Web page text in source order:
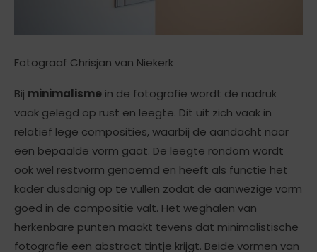
Fotograaf Chrisjan van Niekerk
Bij minimalisme in de fotografie wordt de nadruk
vaak gelegd op rust en leegte. Dit uit zich vaak in
relatief lege composities, waarbij de aandacht naar
een bepaalde vorm gaat. De leegte rondom wordt
ook wel restvorm genoemd en heeft als functie het
kader dusdanig op te vullen zodat de aanwezige vorm
goed in de compositie valt. Het weghalen van
herkenbare punten maakt tevens dat minimalistische
fotografie een abstract tintje krijgt. Beide vormen van